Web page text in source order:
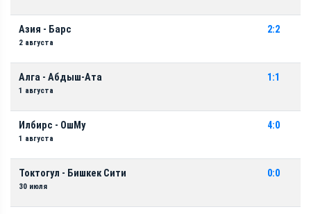
Азия - Барс
2 августа
2:2
Алга - Абдыш-Ата
1 августа
1:1
Илбирс - ОшМу
1 августа
4:0
Токтогул - Бишкек Сити
30 июля
0:0